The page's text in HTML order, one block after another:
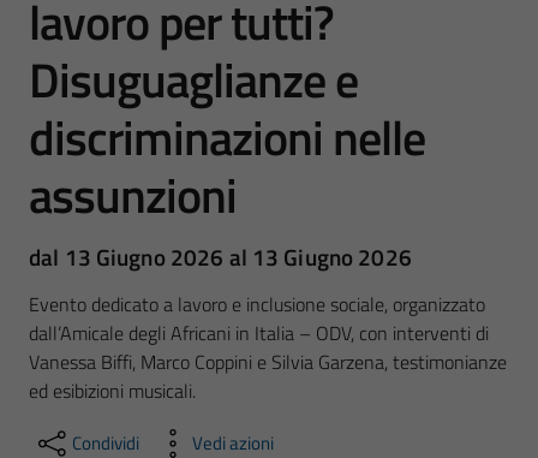
lavoro per tutti?
Disuguaglianze e
discriminazioni nelle
assunzioni
dal 13 Giugno 2026 al 13 Giugno 2026
Evento dedicato a lavoro e inclusione sociale, organizzato
dall’Amicale degli Africani in Italia – ODV, con interventi di
Vanessa Biffi, Marco Coppini e Silvia Garzena, testimonianze
ed esibizioni musicali.
Condividi Vedi azioni